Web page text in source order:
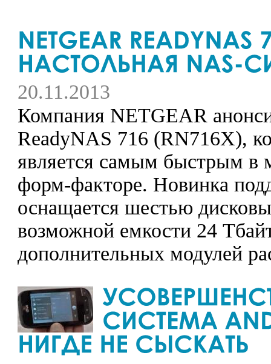
20.11.2013
Компания NETGEAR
ReadyNAS 716 (RN716X),
является самым быстрым в
форм-факторе. Новинка
оснащается шестью
возможной емкости 24
дополнительных модулей